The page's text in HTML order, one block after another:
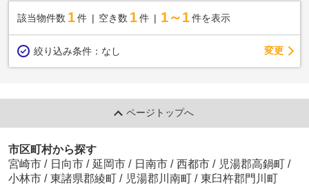
該当物件数 1件 空き数 1 件 1～1 件を表示
絞り込み条件： なし 変更
ページトップへ
市区町村から探す
宮崎市 / 日向市 / 延岡市 / 日南市 / 西都市 / 児湯郡高鍋町 /
小林市 / 東諸県郡綾町 / 児湯郡川南町 / 東臼杵郡門川町